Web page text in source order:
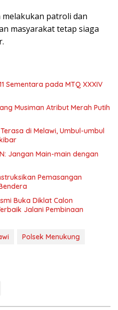
patroli dan
masyarakat tetap siaga
Sementara pada MTQ XXXIV
Musiman Atribut Merah Putih
di Melawi, Umbul-umbul
Jangan Main-main dengan
Pemasangan
Buka Diklat Calon
Jalani Pembinaan
Polsek Menukung